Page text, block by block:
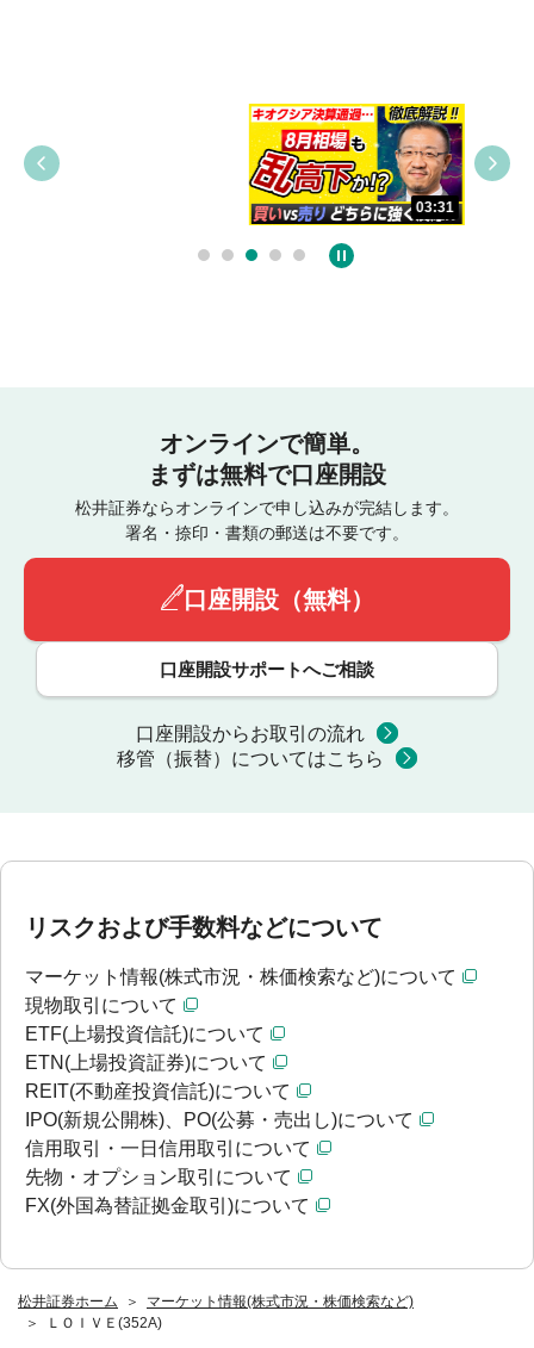
松井証券ホーム
マーケット情報(株式市況・株価検索など)
ＬＯＩＶＥ(352A)
03:31
オンラインで簡単。
まずは無料で口座開設
松井証券ならオンラインで申し込みが完結します。
署名・捺印・書類の郵送は不要です。
口座開設（無料）
口座開設サポートへご相談
口座開設からお取引の流れ
移管（振替）についてはこちら
リスクおよび手数料などについて
マーケット情報(株式市況・株価検索など)について
現物取引について
ETF(上場投資信託)について
ETN(上場投資証券)について
REIT(不動産投資信託)について
IPO(新規公開株)、PO(公募・売出し)について
信用取引・一日信用取引について
先物・オプション取引について
FX(外国為替証拠金取引)について